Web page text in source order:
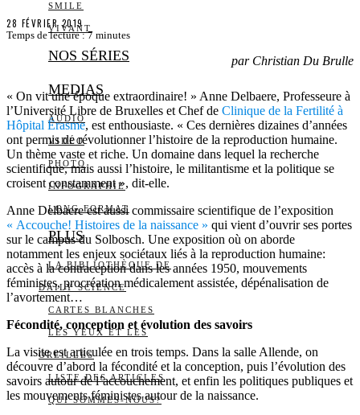
SMILE
VIVANT
NOS SÉRIES
MEDIAS
AUDIO
VIDÉO
PHOTO
INFOGRAPHIE
LONG FORMAT
PLUS
LA BIBLIOTHÈQUE DE
DAILY SCIENCE
CARTES BLANCHES
LES YEUX ET LES
OREILLES
LISTE DES ARTICLES
QUI SOMMES-NOUS?
28 FÉVRIER 2019
Temps de lecture :7 minutes
par Christian Du Brulle
« On vit une époque extraordinaire! » Anne Delbaere, Professeure à
l’Université Libre de Bruxelles et Chef de Clinique de la Fertilité à
Hôpital Érasme, est enthousiaste. « Ces dernières dizaines d’années
ont permis de révolutionner l’histoire de la reproduction humaine.
Un thème vaste et riche. Un domaine dans lequel la recherche
scientifique, mais aussi l’histoire, le militantisme et la politique se
croisent constamment », dit-elle.
Anne Delbaere est aussi commissaire scientifique de l’exposition
« Accouche! Histoires de la naissance » qui vient d’ouvrir ses portes
sur le campus du Solbosch. Une exposition où on aborde
notamment les enjeux sociétaux liés à la reproduction humaine:
accès à la contraception dans les années 1950, mouvements
féministes, procréation médicalement assistée, dépénalisation de
l’avortement…
Fécondité, conception et évolution des savoirs
La visite est articulée en trois temps. Dans la salle Allende, on
découvre d’abord la fécondité et la conception, puis l’évolution des
savoirs autour de l’accouchement, et enfin les politiques publiques et
les mouvements féministes autour de la naissance.